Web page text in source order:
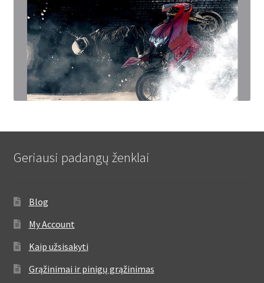
Geriausi padangų ženklai
Blog
My Account
Kaip užsisakyti
Grąžinimai ir pinigų grąžinimas